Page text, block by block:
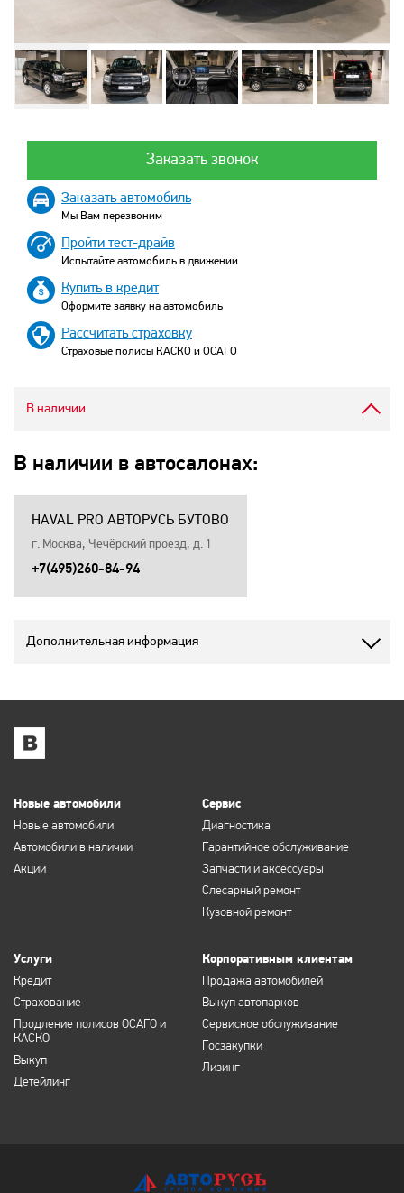
Заказать звонок
Заказать автомобиль
Мы Вам перезвоним
Пройти тест-драйв
Испытайте автомобиль в движении
Купить в кредит
Оформите заявку на автомобиль
Рассчитать страховку
Страховые полисы КАСКО и ОСАГО
В наличии
В наличии в автосалонах:
HAVAL PRO АВТОРУСЬ БУТОВО
г. Москва, Чечёрский проезд, д. 1
+7(495)260-84-94
Дополнительная информация
Новые автомобили
Новые автомобили
Автомобили в наличии
Акции
Сервис
Диагностика
Гарантийное обслуживание
Запчасти и аксессуары
Слесарный ремонт
Кузовной ремонт
Услуги
Кредит
Страхование
Продление полисов ОСАГО и
КАСКО
Выкуп
Детейлинг
Корпоративным клиентам
Продажа автомобилей
Выкуп автопарков
Сервисное обслуживание
Госзакупки
Лизинг